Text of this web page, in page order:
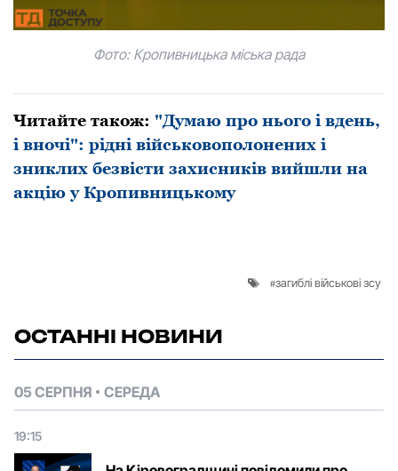
Фото: Кропивницька міська рада
Читайте також: "Думаю про нього і вдень,
і вночі": рідні військовополонених і
зниклих безвісти захисників вийшли на
акцію у Кропивницькому
загиблі військові зсу
ОСТАННІ НОВИНИ
05 СЕРПНЯ СЕРЕДА
19:15